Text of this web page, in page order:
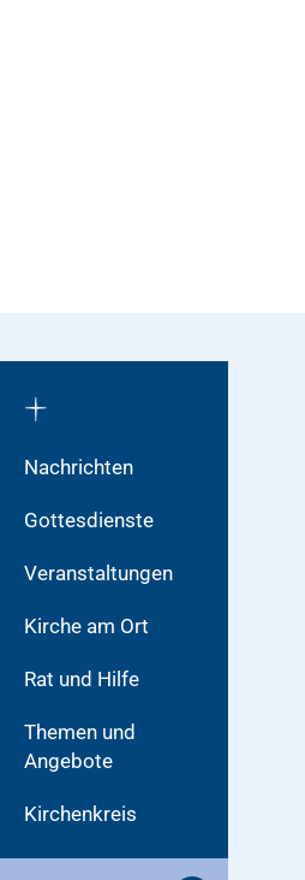
Nachrichten
Gottesdienste
Veranstaltungen
Kirche am Ort
Rat und Hilfe
Themen und
Angebote
Kirchenkreis